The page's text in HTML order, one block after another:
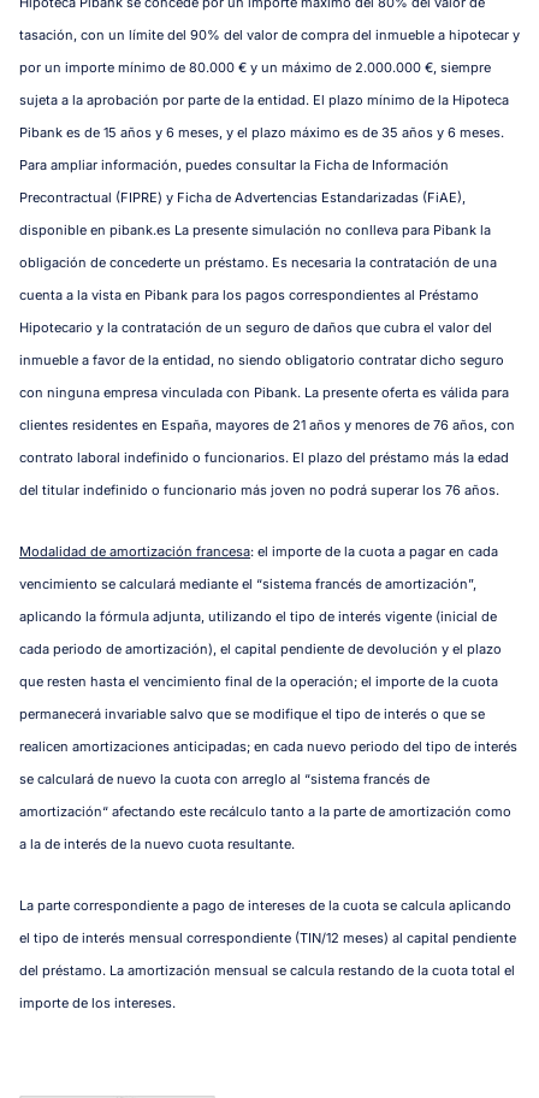
tasación, con un límite del 90% del valor de compra del inmueble a hipotecar y
por un importe mínimo de 80.000 € y un máximo de 2.000.000 €, siempre
sujeta a la aprobación por parte de la entidad. El plazo mínimo de la Hipoteca
Pibank es de 15 años y 6 meses, y el plazo máximo es de 35 años y 6 meses.
Para ampliar información, puedes consultar la Ficha de Información
Precontractual (FIPRE) y Ficha de Advertencias Estandarizadas (FiAE),
disponible en pibank.es La presente simulación no conlleva para Pibank la
obligación de concederte un préstamo. Es necesaria la contratación de una
cuenta a la vista en Pibank para los pagos correspondientes al Préstamo
Hipotecario y la contratación de un seguro de daños que cubra el valor del
inmueble a favor de la entidad, no siendo obligatorio contratar dicho seguro
con ninguna empresa vinculada con Pibank. La presente oferta es válida para
clientes residentes en España, mayores de 21 años y menores de 76 años, con
contrato laboral indefinido o funcionarios. El plazo del préstamo más la edad
del titular indefinido o funcionario más joven no podrá superar los 76 años.
Modalidad de amortización francesa: el importe de la cuota a pagar en cada
vencimiento se calculará mediante el “sistema francés de amortización”,
aplicando la fórmula adjunta, utilizando el tipo de interés vigente (inicial de
cada periodo de amortización), el capital pendiente de devolución y el plazo
que resten hasta el vencimiento final de la operación; el importe de la cuota
permanecerá invariable salvo que se modifique el tipo de interés o que se
realicen amortizaciones anticipadas; en cada nuevo periodo del tipo de interés
se calculará de nuevo la cuota con arreglo al “sistema francés de
amortización“ afectando este recálculo tanto a la parte de amortización como
a la de interés de la nuevo cuota resultante.
La parte correspondiente a pago de intereses de la cuota se calcula aplicando
el tipo de interés mensual correspondiente (TIN/12 meses) al capital pendiente
del préstamo. La amortización mensual se calcula restando de la cuota total el
importe de los intereses.